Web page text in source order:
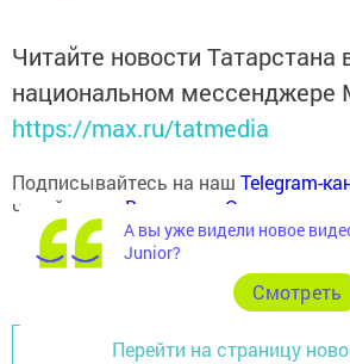
Читайте новости Татарстана
национальном мессенджере
https://max.ru/tatmedia
Подписывайтесь на наш Telegram-
читайте нас Вконтакте
Перейти на страницу
А вы уже видели новое
Junior?
Cмотреть